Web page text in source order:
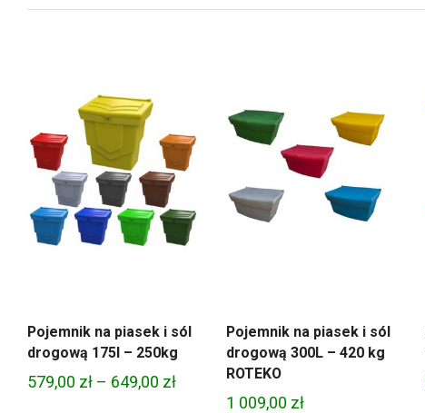
Pojemnik na piasek i sól
drogową 175l – 250kg
579,00 zł – 649,00 złZakres
Pojemnik na piasek i sól
drogową 300L – 420 kg
ROTEKO
1 009,00 zł